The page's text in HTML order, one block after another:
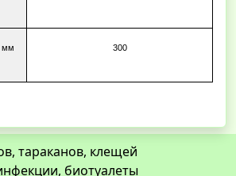
мм 300
тараканов, клещей
биотуалеты